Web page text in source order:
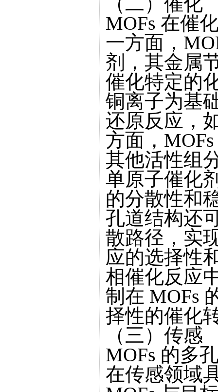
MOFs 在催
一方面，
剂，其金属
催化特定的
铜离子为基
还原反应，
方面，
其他活性组
单原子催化
的分散性和
孔道结构还
散路径，实
应的选择性
相催化反应
制在 MOFs
择性的催化
（三）传感
MOFs 的多
在传感领域